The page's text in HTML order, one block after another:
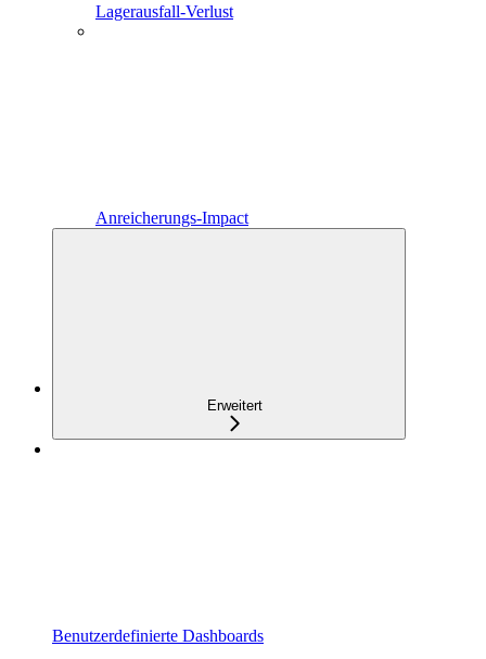
Lagerausfall-Verlust
Anreicherungs-Impact
Erweitert
Benutzerdefinierte Dashboards